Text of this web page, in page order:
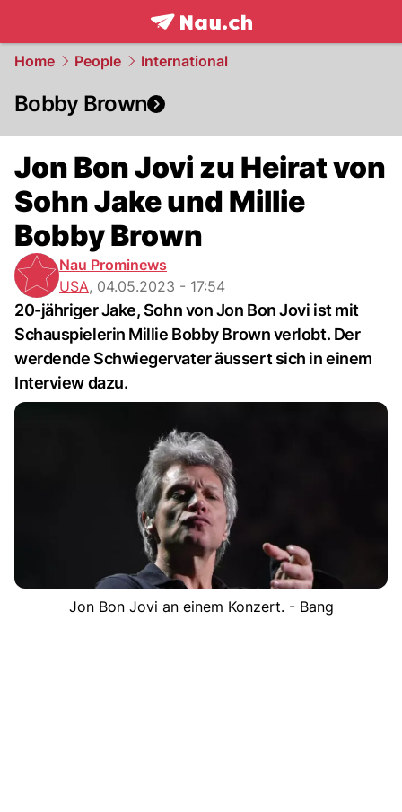
frontpage.NAU.ch
Home People International
Bobby Brown
Jon Bon Jovi zu Heirat von
Sohn Jake und Millie
Bobby Brown
Nau Prominews
USA, 04.05.2023 - 17:54
20-jähriger Jake, Sohn von Jon Bon Jovi ist mit
Schauspielerin Millie Bobby Brown verlobt. Der
werdende Schwiegervater äussert sich in einem
Interview dazu.
Jon Bon Jovi an einem Konzert. - Bang